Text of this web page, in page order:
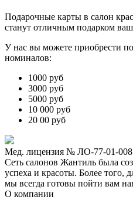
Подарочные карты в салон
станут отличным подарком
У нас вы можете приобрести
номиналов:
1000 руб
3000 руб
5000 руб
10 000 руб
20 00 руб
Мед. лицензия № ЛО-77-01-
Сеть салонов Жантиль была
успеха и красоты. Более того,
мы всегда готовы пойти вам
О компании